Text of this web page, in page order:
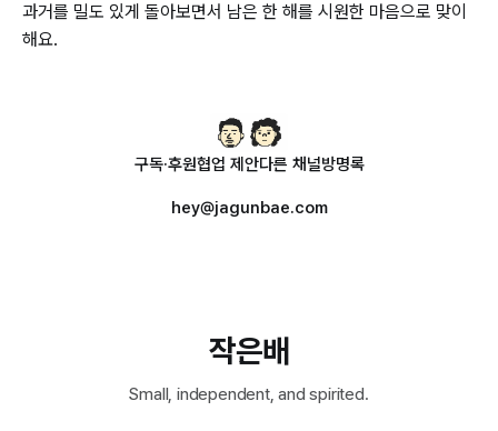
과거를 밀도 있게 돌아보면서 남은 한 해를 시원한 마음으로 맞이
해요.
구독·후원협업 제안다른 채널방명록
hey@jagunbae.com
작은배
Small, independent, and spirited.